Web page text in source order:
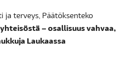
terveys, Päätöksenteko
– osallisuus vahvaa,
Laukaassa